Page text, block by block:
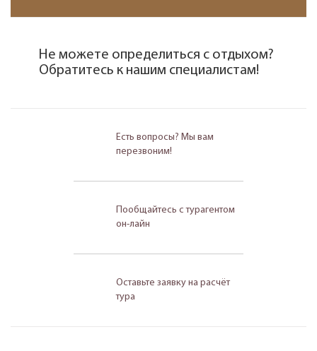
Не можете определиться с отдыхом?
Обратитесь к нашим специалистам!
Есть вопросы? Мы вам
перезвоним!
Пообщайтесь с турагентом
он-лайн
Оставьте заявку на расчёт
тура